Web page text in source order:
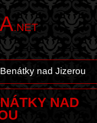
.NET
nad Jizerou
NAD